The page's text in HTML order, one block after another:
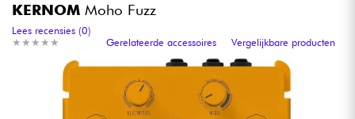
Versterker & Effecten
Toetsenbord & Piano
Synths & samplers
KERNOM Moho Fuzz
★ ★ ★ ★ ★
★ ★ ★ ★ ★
Lees recensies (0)
Gerelateerde accessoires
Vergelijkbare producten